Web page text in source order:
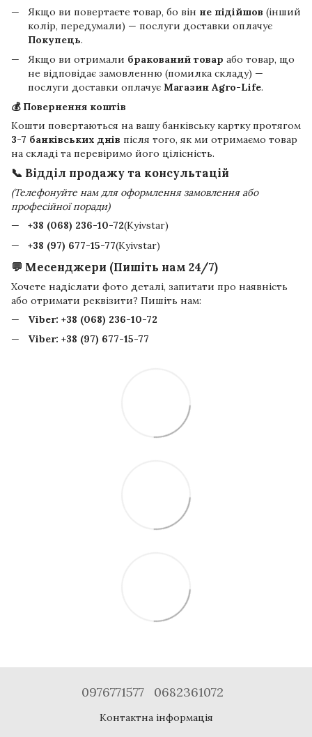
Якщо ви повертаєте товар, бо він не підійшов (інший
колір, передумали) — послуги доставки оплачує
Покупець.
Якщо ви отримали бракований товар або товар, що
не відповідає замовленню (помилка складу) —
послуги доставки оплачує Магазин Agro-Life.
💰 Повернення коштів
Кошти повертаються на вашу банківську картку протягом
3-7 банківських днів після того, як ми отримаємо товар
на складі та перевіримо його цілісність.
📞 Відділ продажу та консультацій
(Телефонуйте нам для оформлення замовлення або
професійної поради)
+38 (068) 236-10-72(Kyivstar)
+38 (97) 677-15-77(Kyivstar)
💬 Месенджери (Пишіть нам 24/7)
Хочете надіслати фото деталі, запитати про наявність
або отримати реквізити? Пишіть нам:
Viber: +38 (068) 236-10-72
Viber: +38 (97) 677-15-77
0976771577 0682361072
Контактна інформація